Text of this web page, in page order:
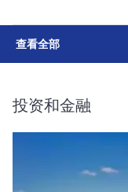
查看全部
投资和金融